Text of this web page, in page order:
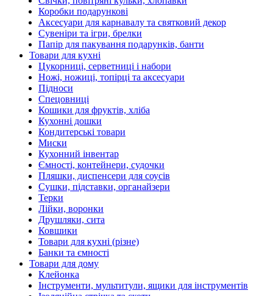
Коробки подарункові
Аксесуари для карнавалу та святковий декор
Сувеніри та ігри, брелки
Папір для пакування подарунків, банти
Товари для кухні
Цукорниці, серветниці і набори
Ножі, ножиці, топірці та аксесуари
Підноси
Спецовниці
Кошики для фруктів, хліба
Кухонні дошки
Кондитерські товари
Миски
Кухонний інвентар
Ємності, контейнери, судочки
Пляшки, диспенсери для соусів
Сушки, підставки, органайзери
Терки
Лійки, воронки
Друшляки, сита
Ковшики
Товари для кухні (різне)
Банки та ємності
Товари для дому
Клейонка
Інструменти, мультитули, ящики для інструментів